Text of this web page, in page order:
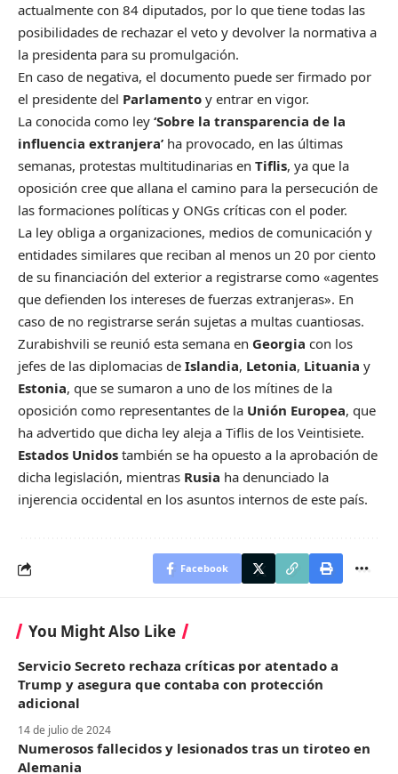
actualmente con 84 diputados, por lo que tiene todas las
posibilidades de rechazar el veto y devolver la normativa a
la presidenta para su promulgación.
En caso de negativa, el documento puede ser firmado por
el presidente del Parlamento y entrar en vigor.
La conocida como ley ‘Sobre la transparencia de la
influencia extranjera’ ha provocado, en las últimas
semanas, protestas multitudinarias en Tiflis, ya que la
oposición cree que allana el camino para la persecución de
las formaciones políticas y ONGs críticas con el poder.
La ley obliga a organizaciones, medios de comunicación y
entidades similares que reciban al menos un 20 por ciento
de su financiación del exterior a registrarse como «agentes
que defienden los intereses de fuerzas extranjeras». En
caso de no registrarse serán sujetas a multas cuantiosas.
Zurabishvili se reunió esta semana en Georgia con los
jefes de las diplomacias de Islandia, Letonia, Lituania y
Estonia, que se sumaron a uno de los mítines de la
oposición como representantes de la Unión Europea, que
ha advertido que dicha ley aleja a Tiflis de los Veintisiete.
Estados Unidos también se ha opuesto a la aprobación de
dicha legislación, mientras Rusia ha denunciado la
injerencia occidental en los asuntos internos de este país.
Facebook
You Might Also Like
Servicio Secreto rechaza críticas por atentado a
Trump y asegura que contaba con protección
adicional
14 de julio de 2024
Numerosos fallecidos y lesionados tras un tiroteo en
Alemania